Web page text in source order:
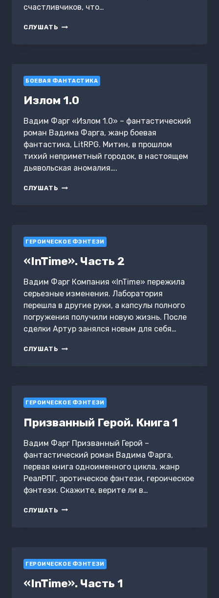
счастливчиков, что…
СЛУШАТЬ ПЛЕНИТЕЛЬНАЯ
БОЕВАЯ ФАНТАСТИКА
Излом 1.0
Вадим Фарг «Излом 1.0» – фантастический
роман Вадима Фарга, жанр боевая
фантастика, LitRPG. Митин, в прошлом
тихий неприметный городок, в настоящем
дьявольская аномалия….
СЛУШАТЬ ИЗЛОМ
ГЕРОИЧЕСКОЕ ФЭНТЕЗИ
«InTime». Часть 2
Вадим Фарг Компания «InTime» пережила
серьезные изменения. Лаборатория
перешла в другие руки, а капсулы полного
погружения получили новую жизнь. После
сделки Артур занялся новым для себя…
СЛУШАТЬ «INTIME».
ГЕРОИЧЕСКОЕ ФЭНТЕЗИ
Призванный Герой. Книга 1
Вадим Фарг Призванный Герой –
фантастический роман Вадима Фарга,
первая книга одноименного цикла, жанр
РеалРПГ, эротическое фэнтези, героическое
фэнтези. Скажите, верите ли в…
СЛУШАТЬ ПРИЗВАННЫЙ
ГЕРОИЧЕСКОЕ ФЭНТЕЗИ
«InTime». Часть 1